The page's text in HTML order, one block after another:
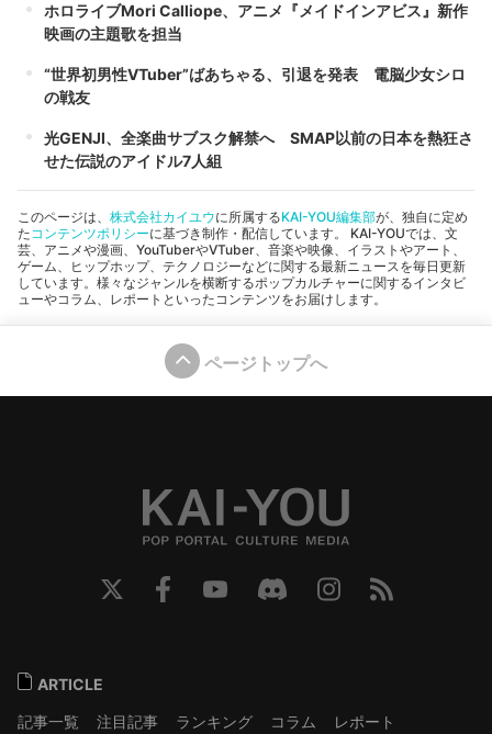
ホロライブMori Calliope、アニメ『メイドインアビス』新作
映画の主題歌を担当
“世界初男性VTuber”ばあちゃる、引退を発表 電脳少女シロ
の戦友
光GENJI、全楽曲サブスク解禁へ SMAP以前の日本を熱狂さ
せた伝説のアイドル7人組
このページは、 株式会社カイユウに所属するKAI-YOU編集部が、独自に定め
たコンテンツポリシーに基づき制作・配信しています。 KAI-YOUでは、文
芸、アニメや漫画、YouTuberやVTuber、音楽や映像、イラストやアート、
ゲーム、ヒップホップ、テクノロジーなどに関する最新ニュースを毎日更新
しています。様々なジャンルを横断するポップカルチャーに関するインタビ
ューやコラム、レポートといったコンテンツをお届けします。
ページトップへ
ARTICLE
記事一覧
注目記事 ランキング コラム
レポート